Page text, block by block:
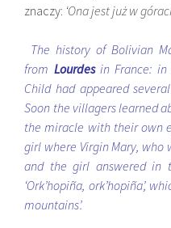
znaczy: ‘Ona jest już w
The history of Bolivian
from Lourdesin France: in
Child had appeared
Soon the villagers learned
the miracle with their own
girl where Virgin Mary, who
and the girl answered in
‘Ork’hopiña, ork’hopiña’,
mountains’.